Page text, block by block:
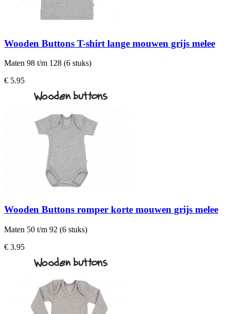
Wooden Buttons T-shirt lange mouwen grijs melee
Maten 98 t/m 128 (6 stuks)
€ 5.95
Wooden Buttons romper korte mouwen grijs melee
Maten 50 t/m 92 (6 stuks)
€ 3.95